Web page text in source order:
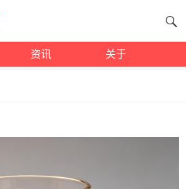
资讯 关于